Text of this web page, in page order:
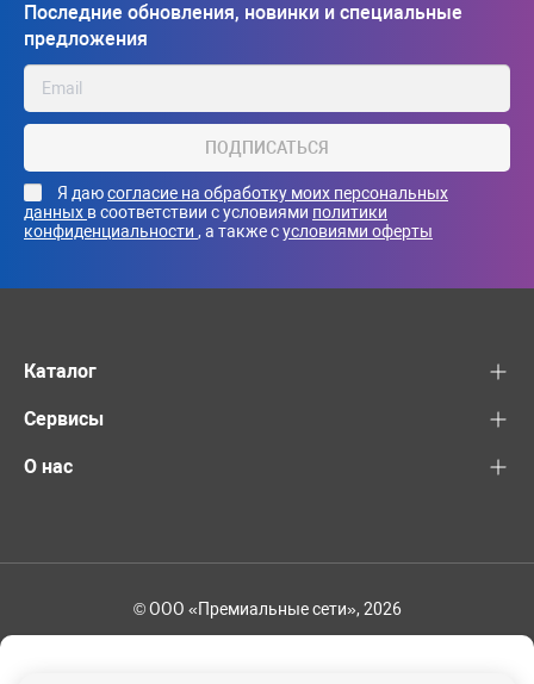
Последние обновления, новинки и специальные
предложения
ПОДПИСАТЬСЯ
Я даюсогласие на обработку моих персональных
данных в соответствии с условиями политики
конфиденциальности , а также сусловиями оферты
Каталог
Сервисы
О нас
© ООО «Премиальные сети», 2026